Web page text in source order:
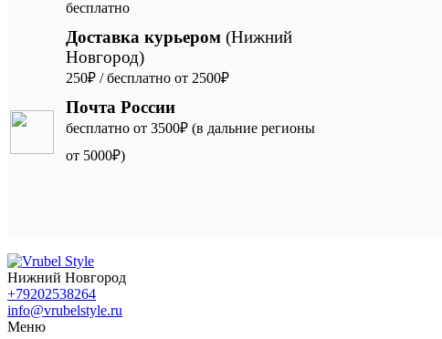
бесплатно
Доставка курьером (Нижний
Новгород)
250₽ / бесплатно от 2500₽
Почта России
бесплатно от 3500₽ (в дальние регионы
от 5000₽)
Нижний Новгород
+79202538264
info@vrubelstyle.ru
Меню